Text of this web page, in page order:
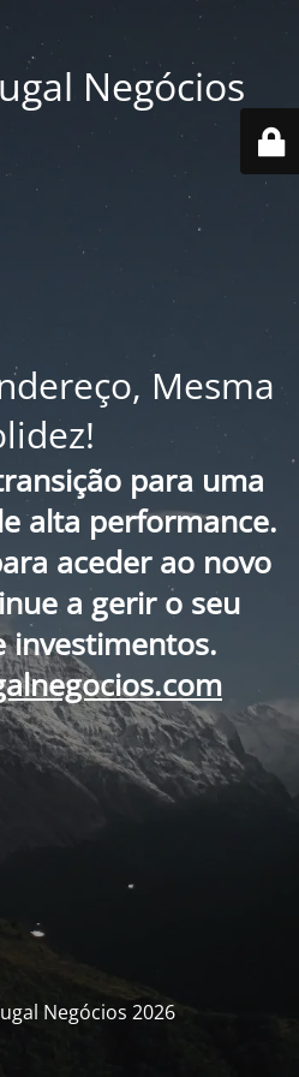
Negócios
Mesma
para uma
alta performance.
aceder ao novo
a gerir o seu
investimentos.
Negócios 2026